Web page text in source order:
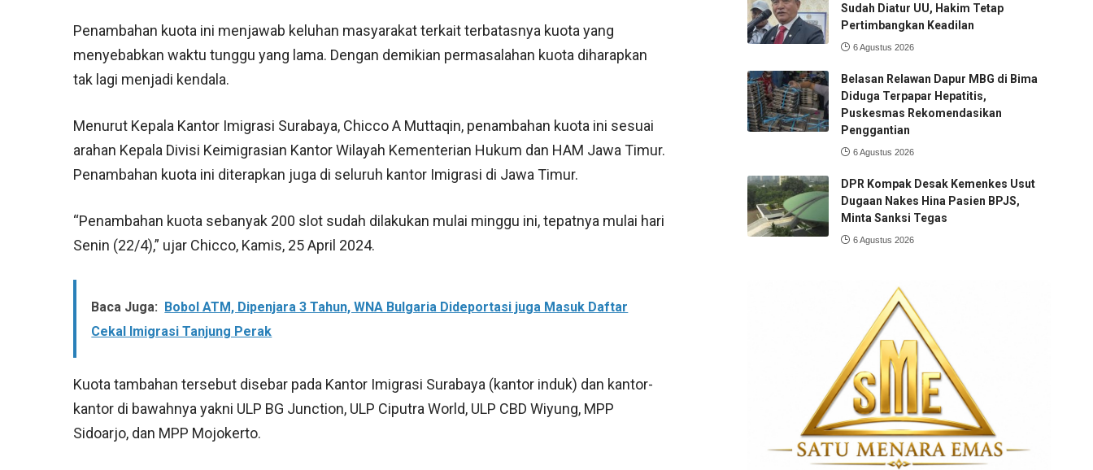
Penambahan kuota ini menjawab keluhan masyarakat terkait terbatasnya kuota yang
menyebabkan waktu tunggu yang lama. Dengan demikian permasalahan kuota diharapkan
tak lagi menjadi kendala.
Menurut Kepala Kantor Imigrasi Surabaya, Chicco A Muttaqin, penambahan kuota ini sesuai
arahan Kepala Divisi Keimigrasian Kantor Wilayah Kementerian Hukum dan HAM Jawa Timur.
Penambahan kuota ini diterapkan juga di seluruh kantor Imigrasi di Jawa Timur.
“Penambahan kuota sebanyak 200 slot sudah dilakukan mulai minggu ini, tepatnya mulai hari
Senin (22/4),” ujar Chicco, Kamis, 25 April 2024.
Baca Juga:
Bobol ATM, Dipenjara 3 Tahun, WNA Bulgaria Dideportasi juga Masuk Daftar
Cekal Imigrasi Tanjung Perak
Kuota tambahan tersebut disebar pada Kantor Imigrasi Surabaya (kantor induk) dan kantor-
kantor di bawahnya yakni ULP BG Junction, ULP Ciputra World, ULP CBD Wiyung, MPP
Sidoarjo, dan MPP Mojokerto.
Sudah Diatur UU, Hakim Tetap
Pertimbangkan Keadilan
6 Agustus 2026
Belasan Relawan Dapur MBG di Bima
Diduga Terpapar Hepatitis,
Puskesmas Rekomendasikan
Penggantian
6 Agustus 2026
DPR Kompak Desak Kemenkes Usut
Dugaan Nakes Hina Pasien BPJS,
Minta Sanksi Tegas
6 Agustus 2026